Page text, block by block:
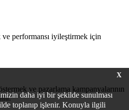
X
daha iyi bir şekilde sunulması
toplanıp işlenir. Konuyla ilgili
ve performansı iyileştirmek için
ve pazarlama kampanyalarının